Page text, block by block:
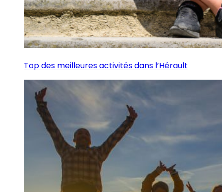
Top des meilleures activités dans l’Hérault